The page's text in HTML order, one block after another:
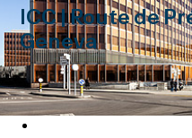
ICC | Route de
Geneva